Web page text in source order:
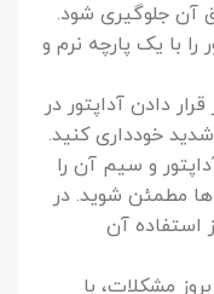
آن جلوگیری شود.
را با یک پارچه نرم و
دادن آداپتور در
خودداری کنید.
و سیم آن را
مطمئن شوید. در
استفاده آن
مشکلات، با